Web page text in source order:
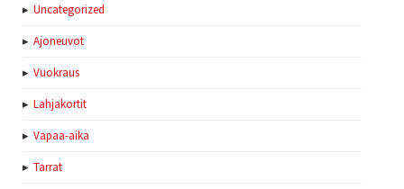
Uncategorized
Ajoneuvot
Vuokraus
Lahjakortit
Vapaa-aika
Tarrat